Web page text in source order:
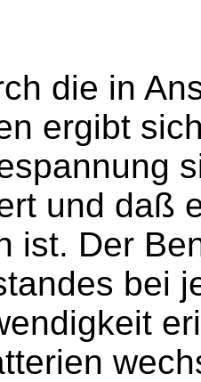
die in
ergibt
und daß
ist. Der
bei